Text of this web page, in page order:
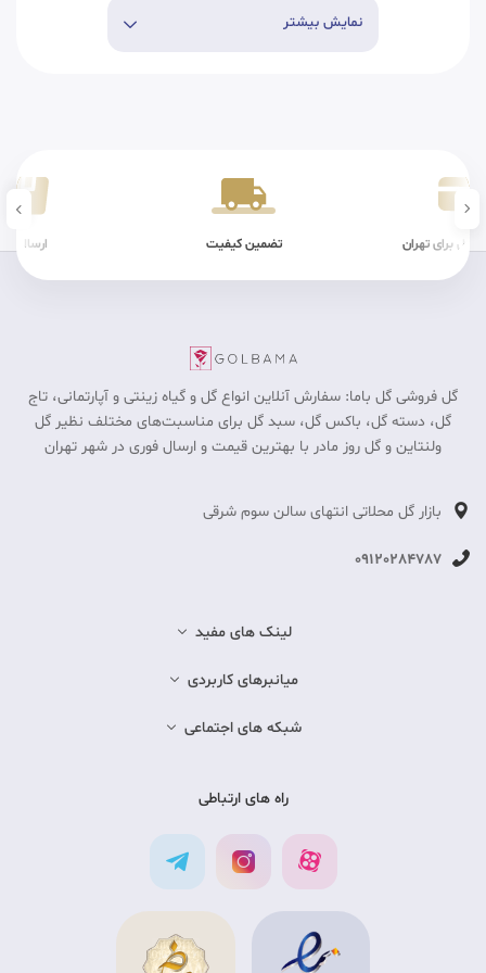
نمایش بیشتر
کیفیت ارسال سریع شرایط
گل فروشی گل باما: سفارش آنلاین انواع گل و گیاه زینتی و آپارتمانی، تاج
گل، دسته گل، باکس گل، سبد گل برای مناسبت‎‌های مختلف نظیر گل
ولنتاین و گل روز مادر با بهترین قیمت و ارسال فوری در شهر تهران
بازار گل محلاتی انتهای سالن سوم شرقی
09120284787
لینک های مفید
میانبرهای کاربردی
شبکه های اجتماعی
راه های ارتباطی